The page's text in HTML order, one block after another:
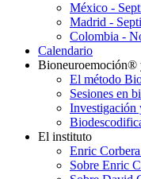
México -
Madrid -
Colombia -
Calendario
Bioneuroemoción®
El método
Sesiones en
El instituto
Enric
Sobre Enric